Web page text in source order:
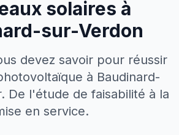
solaires à
sur-Verdon
devez savoir pour réussir
à Baudinard-
. De l'étude de faisabilité à la
en service.